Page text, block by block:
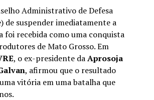
Administrativo de Defesa
de suspender imediatamente a
foi recebida como uma conquista
de Mato Grosso. Em
, o ex-presidente daAprosoja
, afirmou que o resultado
vitória em uma batalha que